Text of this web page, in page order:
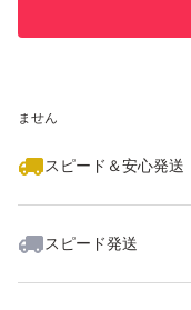
ません
スピード＆安心発送
スピード発送